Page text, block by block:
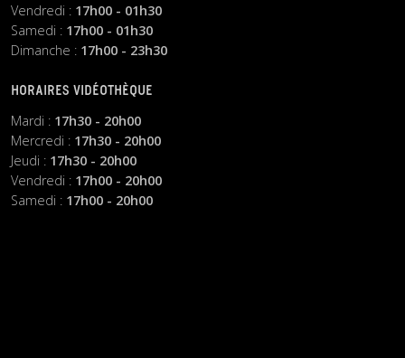
Vendredi : 17h00 - 01h30
Samedi : 17h00 - 01h30
Dimanche : 17h00 - 23h30
HORAIRES VIDÉOTHÈQUE
Mardi : 17h30 - 20h00
Mercredi : 17h30 - 20h00
Jeudi : 17h30 - 20h00
Vendredi : 17h00 - 20h00
Samedi : 17h00 - 20h00